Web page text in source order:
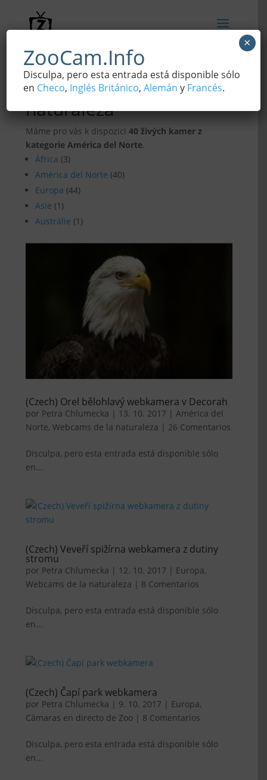
Webcams de la
naturaleza
Máme pro vás k dispozici40 živých kamer z
kategorie América del Norte.
África (3)
América del Norte (40)
Europa (44)
Asie (1)
Austrálie (1)
(Czech) Orel bělohlavý webkamera v Decorah
por Petra Chlumecka | 13. 10. 2017 | América del
Norte,Webcams de la naturaleza | 26 Comentarios
Disculpa, pero esta entrada está disponible sólo
en...
(Czech) Veveří spižírna webkamera z dutiny
stromu
por Petra Chlumecka | 12. 10. 2017 | Europa,
Webcams de la naturaleza | 8 Comentarios
Disculpa, pero esta entrada está disponible sólo
en...
(Czech) Čapí park webkamera
por Petra Chlumecka | 9. 10. 2017 | Europa,
Cámaras en directo de Zoo | 8 Comentarios
Disculpa, pero esta entrada está disponible sólo
en...
ZooCam.Info
Disculpa, pero esta entrada está disponible sólo
en Checo, Inglés Británico, Alemán y Francés.
×